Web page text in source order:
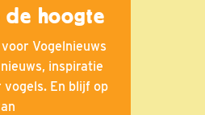
hoogte
Vogelnieuws
inspiratie
En blijf op